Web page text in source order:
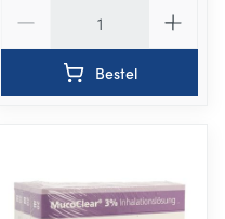
Bestel